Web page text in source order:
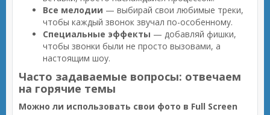
Все мелодии — выбирай свои любимые треки,
чтобы каждый звонок звучал по-особенному.
Специальные эффекты — добавляй фишки,
чтобы звонки были не просто вызовами, а
настоящим шоу.
Часто задаваемые вопросы: отвечаем
на горячие темы
Можно ли использовать свои фото в Full Screen